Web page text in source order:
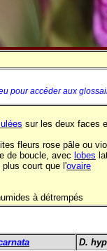
pour accéder aux
sur les deux faces
fleurs rose pâle ou
de boucle, avec lobes
court que l'ovaire
à détrempés
D.